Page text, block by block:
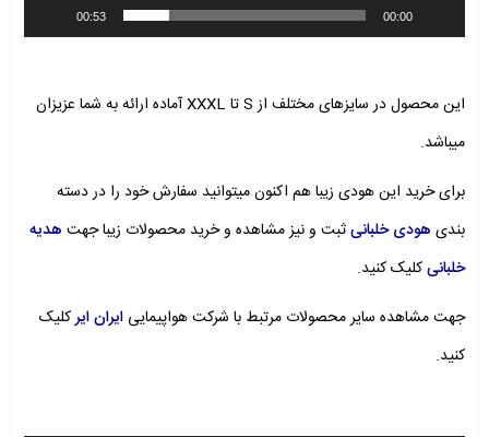
00:00
00:53
این محصول در سایزهای مختلف از S تا XXXL آماده ارائه به شما عزیزان
میباشد.
برای خرید این هودی زیبا هم اکنون میتوانید سفارش خود را در دسته
بندی هودی خلبانیثبت و نیز مشاهده و خرید محصولات زیبا جهت هدیه
خلبانیکلیک کنید.
جهت مشاهده سایر محصولات مرتبط با شرکت هواپیمایی ایران ایرکلیک
کنید.